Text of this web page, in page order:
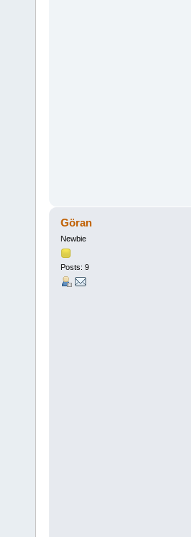
Göran
Newbie
Posts: 9